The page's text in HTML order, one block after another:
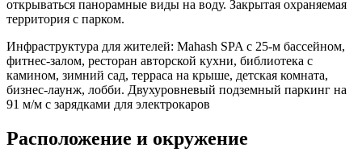
открываться панорамные виды на воду. Закрытая охраняемая
территория с парком.
Инфраструктура для жителей: Mahash SPA с 25-м бассейном,
фитнес-залом, ресторан авторской кухни, библиотека с
камином, зимний сад, терраса на крыше, детская комната,
бизнес-лаунж, лобби. Двухуровневый подземный паркинг на
91 м/м с зарядками для электрокаров
Расположение и окружение